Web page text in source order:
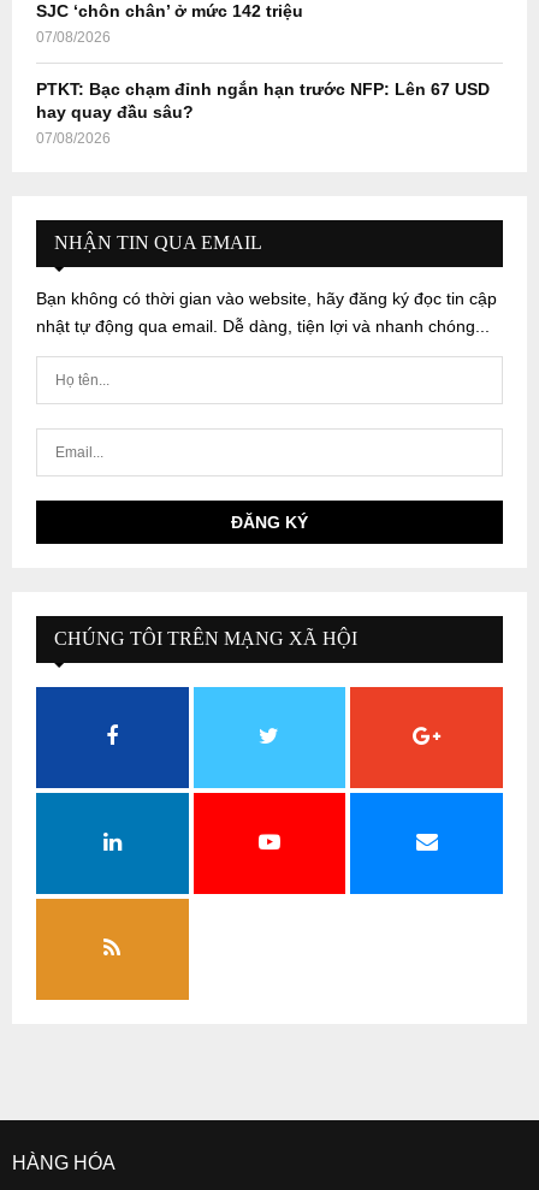
SJC ‘chôn chân’ ở mức 142 triệu
07/08/2026
PTKT: Bạc chạm đỉnh ngắn hạn trước NFP: Lên 67 USD
hay quay đầu sâu?
07/08/2026
NHẬN TIN QUA EMAIL
Bạn không có thời gian vào website, hãy đăng ký đọc tin cập
nhật tự động qua email. Dễ dàng, tiện lợi và nhanh chóng...
CHÚNG TÔI TRÊN MẠNG XÃ HỘI
HÀNG HÓA